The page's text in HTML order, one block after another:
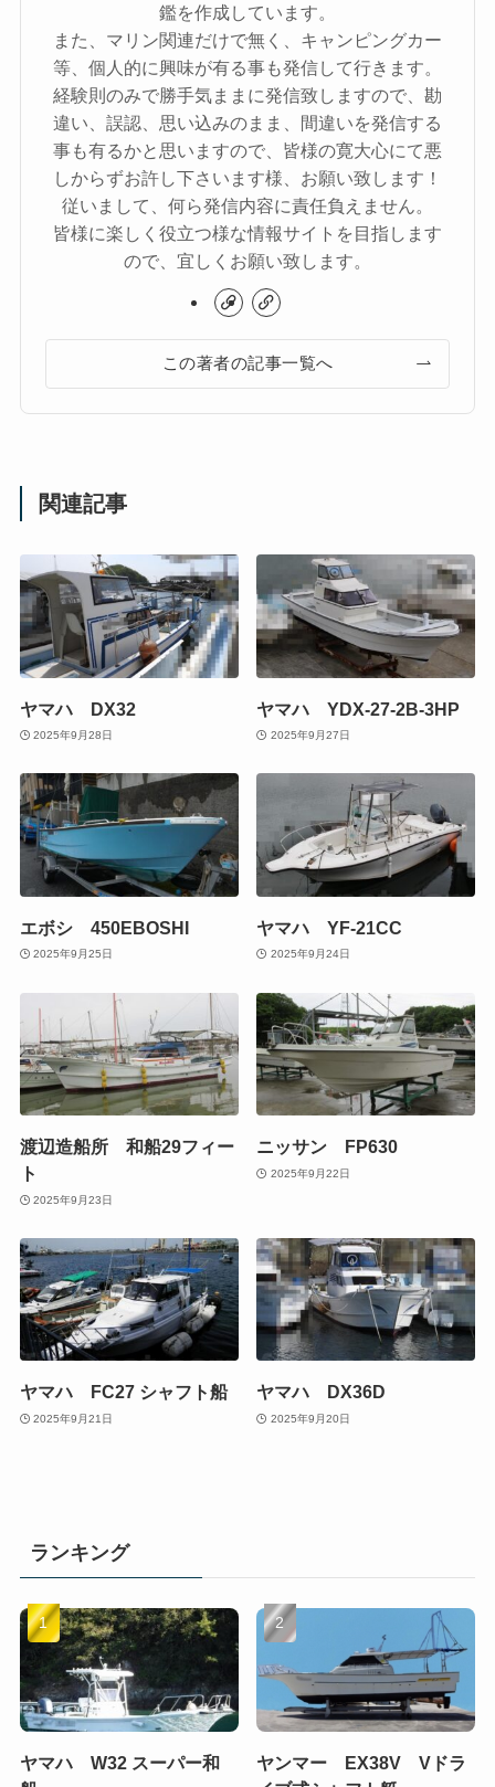
鑑を作成しています。
また、マリン関連だけで無く、キャンピングカー
等、個人的に興味が有る事も発信して行きます。
経験則のみで勝手気ままに発信致しますので、勘
違い、誤認、思い込みのまま、間違いを発信する
事も有るかと思いますので、皆様の寛大心にて悪
しからずお許し下さいます様、お願い致します！
従いまして、何ら発信内容に責任負えません。
皆様に楽しく役立つ様な情報サイトを目指します
ので、宜しくお願い致します。
この著者の記事一覧へ
関連記事
ヤマハ DX32
2025年9月28日
ヤマハ YDX-27-2B-3HP
2025年9月27日
エボシ 450EBOSHI
2025年9月25日
ヤマハ YF-21CC
2025年9月24日
渡辺造船所 和船29フィー
ト
2025年9月23日
ニッサン FP630
2025年9月22日
ヤマハ FC27 シャフト船
2025年9月21日
ヤマハ DX36D
2025年9月20日
ランキング
ヤマハ W32 スーパー和
ヤンマー EX38V Vドラ